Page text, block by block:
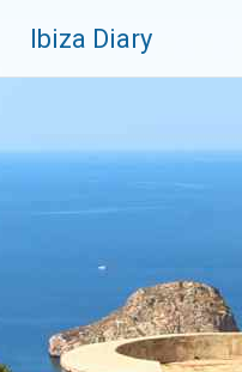
Inhalt
springen
Ibiza Diary